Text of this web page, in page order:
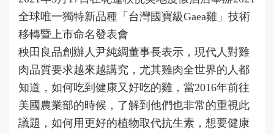
全球唯一獨特新品種「台灣國寶級Gaea雞」技術
移轉暨上市命名發表會
秧田良品創辦人尹純綢董事長表示，現代人對雞
肉品質要求越來越講究，尤其雞肉全世界的人都
知道，如何吃到健康又好吃的雞，當2016年前往
美國農業部的時候，了解到他們也非常的重視此
議題，如何用更好的植物取代抗生素，想要健康